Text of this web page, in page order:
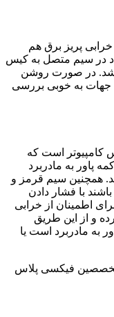
پریز برق هم
در سیم متصل به کیس
در صورت روشن
جهات به خوبی بررسی
کامپیوتر است که
پاور به مادربرد
همچنین سیم قرمز و
با فشار دادن
اطمینان از خرابی
و از این طریق
به مادر‌برد است یا
متخصصین فیکسی پلاس